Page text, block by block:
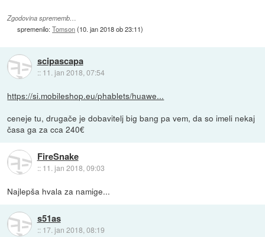
Zgodovina sprememb…
spremenilo:Tomson(10. jan 2018 ob 23:11)
scipascapa
:: 11. jan 2018, 07:54
https://si.mobileshop.eu/phablets/huawe...
ceneje tu, drugače je dobavitelj big bang pa vem, da so imeli nekaj
časa ga za cca 240€
FireSnake
:: 11. jan 2018, 09:03
Najlepša hvala za namige...
s51as
:: 17. jan 2018, 08:19